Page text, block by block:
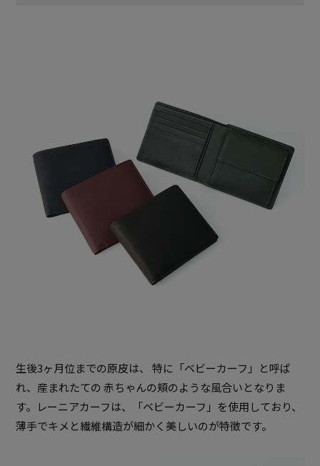
生後3ヶ月位までの原皮は、 特に「ベビーカーフ」と呼ば
れ、産まれたての 赤ちゃんの頬のような風合いとなりま
す。レーニアカーフは、「ベビーカーフ」を使用しており、
薄手でキメと繊維構造が細かく美しいのが特徴です。